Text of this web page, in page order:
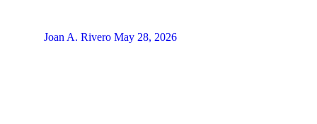
Joan A. Rivero May 28, 2026